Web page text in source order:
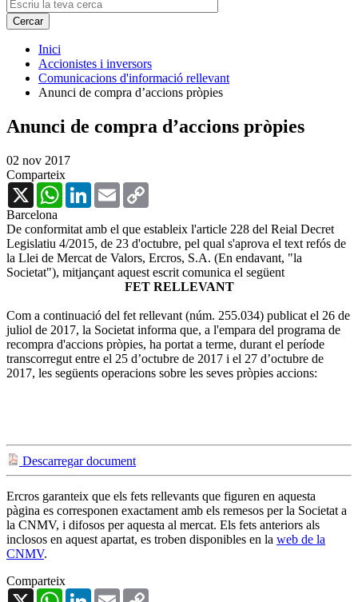
Inici
Accionistes i inversors
Comunicacions d'informació rellevant
Anunci de compra d’accions pròpies
Anunci de compra d’accions pròpies
02 nov 2017
Comparteix
X
WhatsAppLinkedInEmail
Barcelona
De conformitat amb el que estableix l'article 228 del Reial Decret
Legislatiu 4/2015, de 23 d'octubre, pel qual s'aprova el text refós de
la Llei de Mercat de Valors, Ercros, S.A. (En endavant, "la
Societat"), mitjançant aquest escrit comunica el següent
FET RELLEVANT
Com a continuació del fet rellevant (núm. 255.034) publicat el 26 de
juliol de 2017, la Societat informa que, a l'empara del programa de
recompra d'accions pròpies, ha portat a terme, durant el període
transcorregut entre el 25 d’octubre de 2017 i el 27 d’octubre de
2017, les següents operacions sobre les seves pròpies accions:
Descarregar document
Ercros garanteix que els fets rellevants que figuren en aquesta
pàgina es corresponen exactament amb els remesos per la Societat a
la CNMV, i difosos per aquesta al mercat. Els fets anteriors als
inclosos en aquest apartat, es troben disponibles en la web de la
CNMV.
Comparteix
X
WhatsAppLinkedInEmail